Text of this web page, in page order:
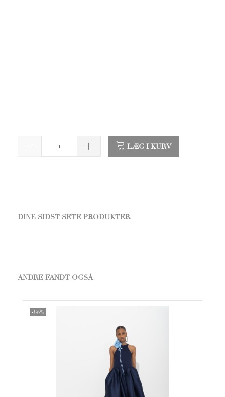
LÆG I KURV
DINE SIDST SETE PRODUKTER
ANDRE FANDT OGSÅ
-60%